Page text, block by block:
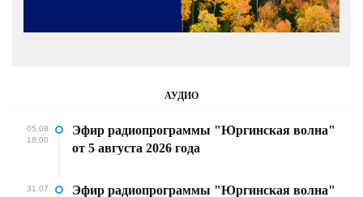
АУДИО
05.08
18:00
Эфир радиопрограммы "Юргинская волна"
от 5 августа 2026 года
31.07
Эфир радиопрограммы "Юргинская волна"